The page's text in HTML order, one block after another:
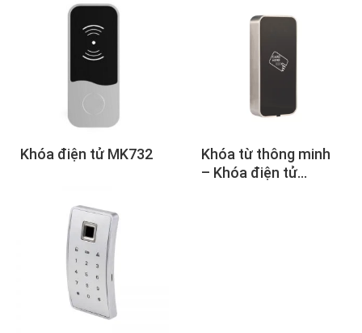
Khóa điện tử MK732
Khóa từ thông minh
– Khóa điện tử